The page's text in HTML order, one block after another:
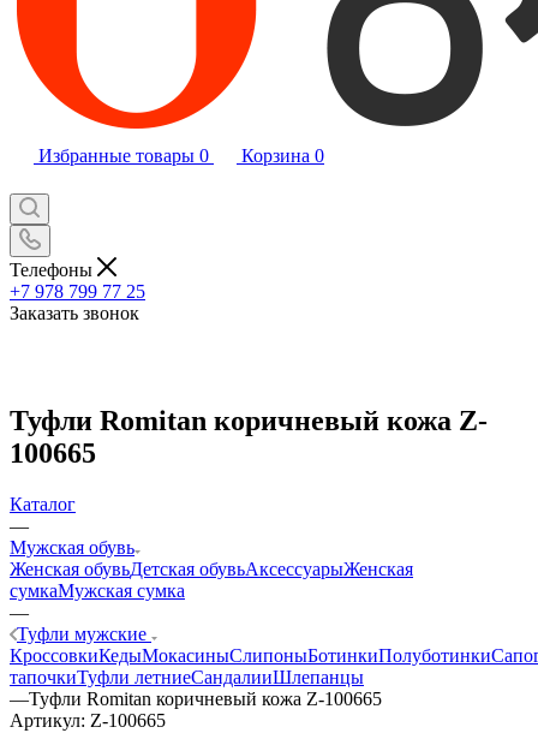
Избранные товары 0 Корзина 0
Телефоны
+7 978 799 77 25
Заказать звонок
Туфли Romitan коричневый кожа Z-
100665
Каталог
—
Мужская обувь
Женская обувьДетская обувьАксессуарыЖенская
сумкаМужская сумка
—
Туфли мужские
КроссовкиКедыМокасиныСлипоныБотинкиПолуботинки
тапочкиТуфли летниеСандалииШлепанцы
—Туфли Romitan коричневый кожа Z-100665
Артикул: Z-100665